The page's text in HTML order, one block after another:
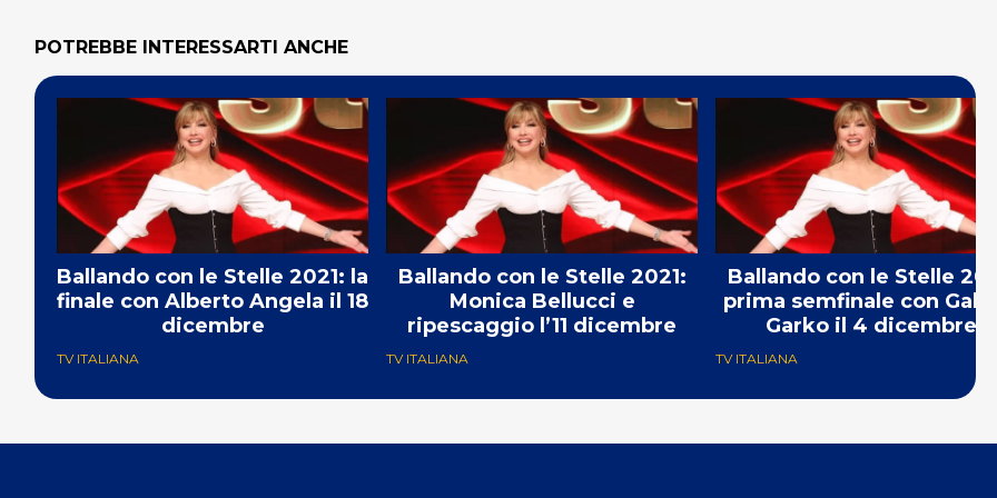
POTREBBE INTERESSARTI ANCHE
Ballando con le Stelle 2021: la
finale con Alberto Angela il 18
dicembre
TV ITALIANA
Ballando con le Stelle 2021:
Monica Bellucci e
ripescaggio l’11 dicembre
TV ITALIANA
Ballando con le Stelle
prima semfinale con
Garko il 4 dicembre
TV ITALIANA